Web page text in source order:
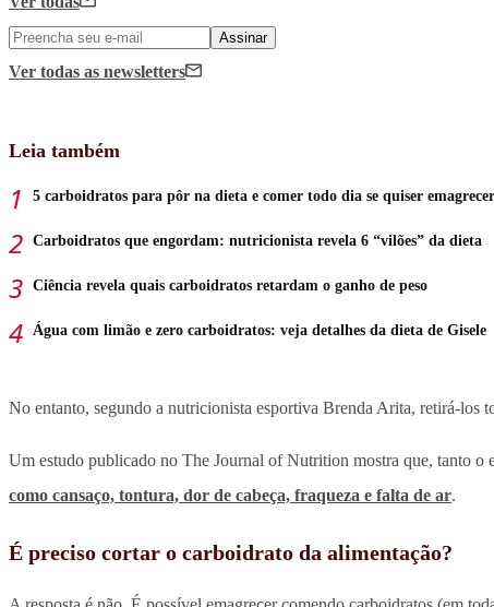
Assinar
Ver todas as newsletters
Leia também
5 carboidratos para pôr na dieta e comer todo dia se quiser emagrecer
Carboidratos que engordam: nutricionista revela 6 “vilões” da dieta
Ciência revela quais carboidratos retardam o ganho de peso
Água com limão e zero carboidratos: veja detalhes da dieta de Gisele
No entanto, segundo a nutricionista esportiva Brenda Arita, retirá-los
Um estudo publicado no The Journal of Nutrition mostra que, tanto o
como cansaço, tontura, dor de cabeça, fraqueza e falta de ar.
É preciso cortar o carboidrato da alimentação?